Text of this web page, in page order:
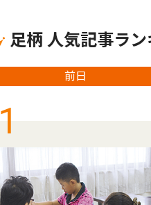
足柄 人気記事ラ
前日
1